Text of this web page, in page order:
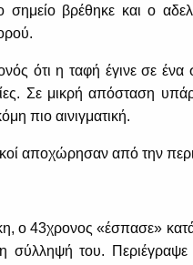
βρέθηκε και ο
ότι η ταφή έγινε σε
Σε μικρή απόσταση
πιο αινιγματική.
αποχώρησαν από την
43χρονος «έσπασε» κατά
του. Περιέγραψε